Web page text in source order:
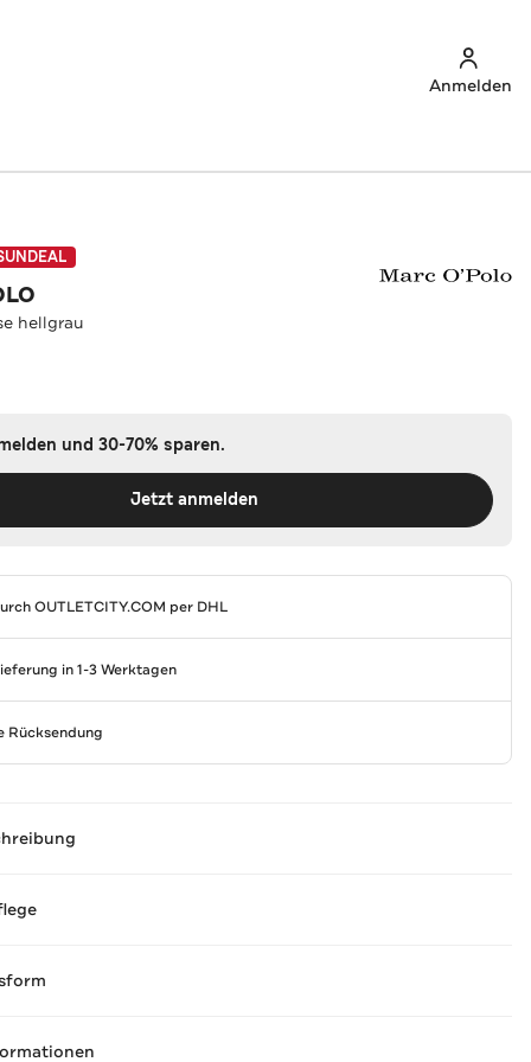
Anmelden
hellgrau
und 30-70% sparen.
Jetzt anmelden
OUTLETCITY.COM per DHL
in 1-3 Werktagen
Rücksendung